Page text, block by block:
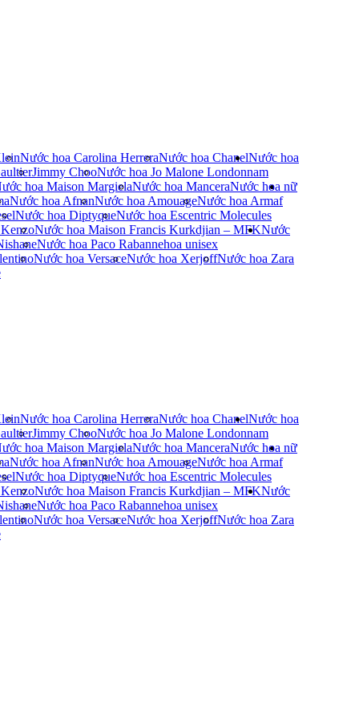
Nước hoa Carolina HerreraNước hoa Chanel
Jimmy ChooNước hoa Jo Malone London
hoa Maison MargielaNước hoa Mancera
Nước hoa AfnanNước hoa AmouageNước hoa Armaf
Nước hoa DiptyqueNước hoa Escentric Molecules
Nước hoa Maison Francis Kurkdjian – MFK
Nước hoa Paco Rabanne
Nước hoa VersaceNước hoa XerjoffNước hoa Zara
Nước hoa
nam
Nước hoa nữ
Nước
hoa unisex
Nước hoa Carolina HerreraNước hoa Chanel
Jimmy ChooNước hoa Jo Malone London
hoa Maison MargielaNước hoa Mancera
Nước hoa AfnanNước hoa AmouageNước hoa Armaf
Nước hoa DiptyqueNước hoa Escentric Molecules
Nước hoa Maison Francis Kurkdjian – MFK
Nước hoa Paco Rabanne
Nước hoa VersaceNước hoa XerjoffNước hoa Zara
Nước hoa
nam
Nước hoa nữ
Nước
hoa unisex